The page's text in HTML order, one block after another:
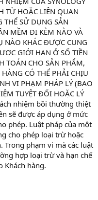
TỪ HOẶC LIÊN QUAN
THỂ SỬ DỤNG SẢN
MỀM ĐI KÈM NÀO VÀ
NÀO KHÁC ĐƯỢC CUNG
GIỚI HẠN Ở SỐ TIỀN
TOÁN CHO SẢN PHẨM,
CÓ THỂ PHẢI CHỊU
VI PHẠM PHÁP LÝ (BAO
TUYỆT ĐỐI HOẶC LÝ
nhiệm bồi thường thiệt
sẽ được áp dụng ở mức
phép. Luật pháp của một
cho phép loại trừ hoặc
phạm vi mà các luật
hợp loại trừ và hạn chế
Khách hàng.